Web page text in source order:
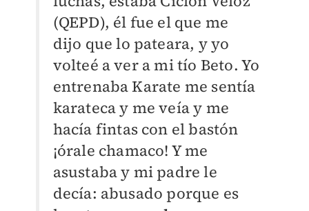
(QEPD), él fue el que me
dijo que lo pateara, y yo
volteé a ver a mi tío Beto. Yo
entrenaba Karate me sentía
karateca y me veía y me
hacía fintas con el bastón
¡órale chamaco! Y me
asustaba y mi padre le
decía: abusado porque es